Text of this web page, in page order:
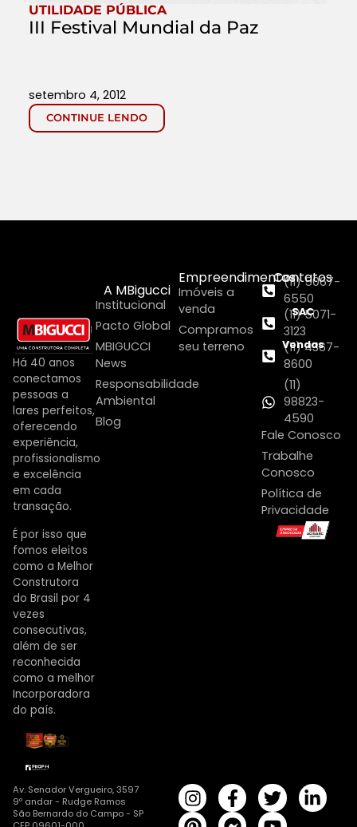
UTILIDADE PÚBLICA
III Festival Mundial da Paz
CONTINUE LENDO
setembro 4, 2012
Há 40 anos
conectamos
pessoas a
lares perfeitos,
oferecendo
experiência,
profissionalismo
e excelência
em cada
transação.
É por isso que
fomos eleitos
como a Melhor
Construtora
do Brasil por 4
vezes
consecutivas,
além de ser
reconhecida
como a melhor
Incorporadora
do país.
A MBigucci
Institucional
Pacto Global
MBIGUCCI
News
Responsabilidade
Ambiental
Blog
Empreendimentos
Imóveis a
venda
Compramos
seu terreno
Contatos
(11) 5067-
6550
SAC
(11) 5071-
3123
Vendas
(11) 4367-
8600
(11)
98823-
4590
Fale Conosco
Trabalhe
Conosco
Política de
Privacidade
Av. Senador Vergueiro, 3597
9º andar - Rudge Ramos
São Bernardo do Campo - SP